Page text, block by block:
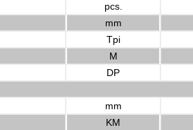
pcs.
mm
Tpi
M
DP
mm
KM